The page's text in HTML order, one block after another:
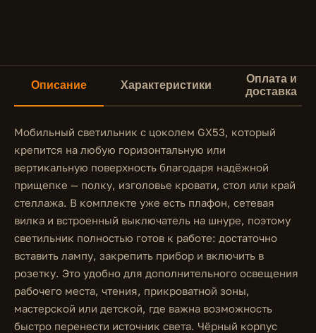
Описание Характеристики
Оплата и
доставка
Мобильный светильник с цоколем GX53, который
крепится на любую горизонтальную или
вертикальную поверхность благодаря надёжной
прищепке — полку, изголовье кровати, стол или край
стеллажа. В комплекте уже есть плафон, сетевая
вилка и встроенный выключатель на шнуре, поэтому
светильник полностью готов к работе: достаточно
вставить лампу, закрепить прибор и включить в
розетку. Это удобно для дополнительного освещения
рабочего места, чтения, прикроватной зоны,
мастерской или детской, где важна возможность
быстро перенести источник света. Чёрный корпус